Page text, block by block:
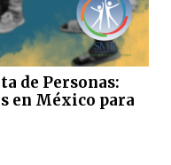
de Personas:
en México para